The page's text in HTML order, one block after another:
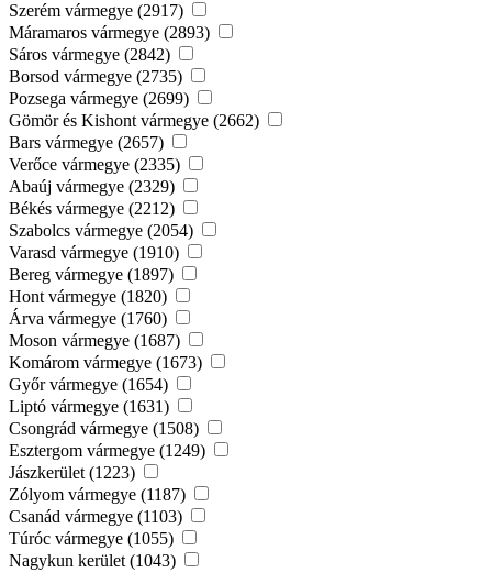
Szerém vármegye (2917)
Máramaros vármegye (2893)
Sáros vármegye (2842)
Borsod vármegye (2735)
Pozsega vármegye (2699)
Gömör és Kishont vármegye (2662)
Bars vármegye (2657)
Verőce vármegye (2335)
Abaúj vármegye (2329)
Békés vármegye (2212)
Szabolcs vármegye (2054)
Varasd vármegye (1910)
Bereg vármegye (1897)
Hont vármegye (1820)
Árva vármegye (1760)
Moson vármegye (1687)
Komárom vármegye (1673)
Győr vármegye (1654)
Liptó vármegye (1631)
Csongrád vármegye (1508)
Esztergom vármegye (1249)
Jászkerület (1223)
Zólyom vármegye (1187)
Csanád vármegye (1103)
Túróc vármegye (1055)
Nagykun kerület (1043)